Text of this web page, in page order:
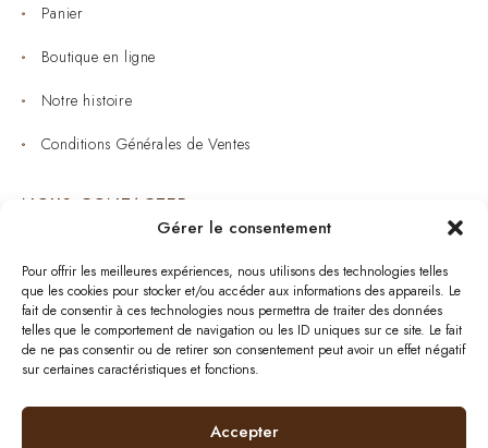
Gérer le consentement
Pour offrir les meilleures expériences, nous utilisons des technologies telles
que les cookies pour stocker et/ou accéder aux informations des appareils. Le
fait de consentir à ces technologies nous permettra de traiter des données
telles que le comportement de navigation ou les ID uniques sur ce site. Le fait
de ne pas consentir ou de retirer son consentement peut avoir un effet négatif
sur certaines caractéristiques et fonctions.
Accepter
Panier
Boutique en ligne
Notre histoire
Conditions Générales de Ventes
NOUS CONTACTER
Bijouterie : 05 53 53 64 11
Mardi au Samedi: 09:00 - 19:00
bijouterie.lavergne@orange.fr